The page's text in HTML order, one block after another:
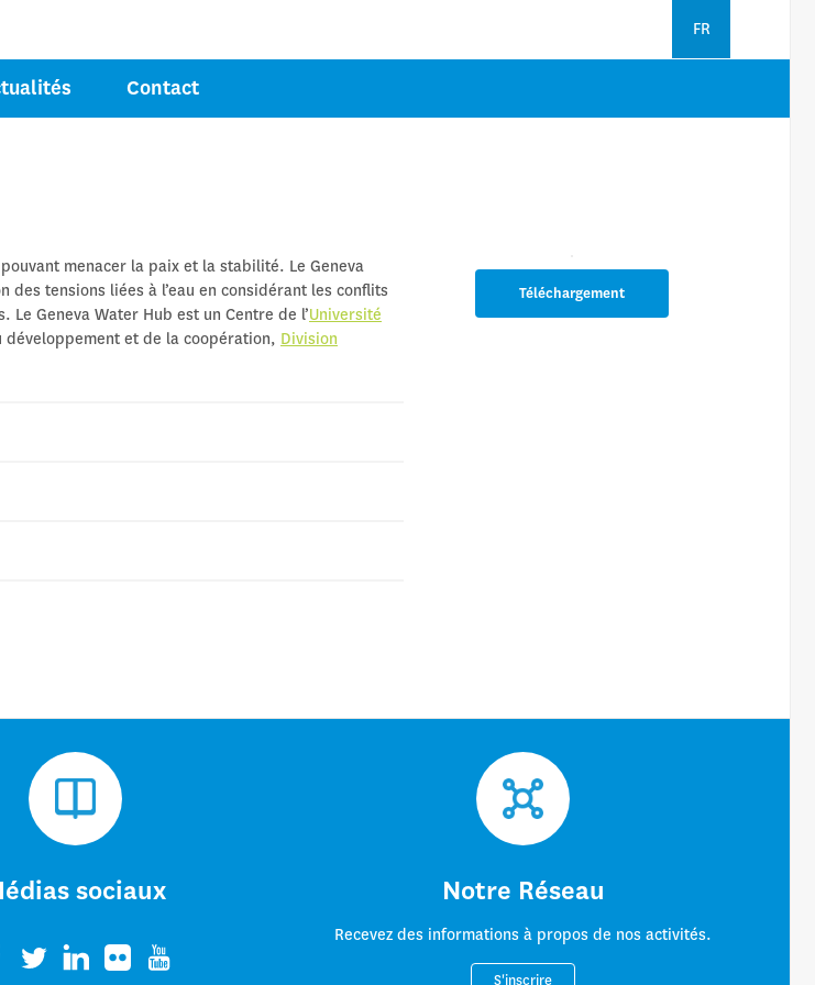
FR
Contact
menacer la paix et la stabilité. Le Geneva
tensions liées à l’eau en considérant les conflits
Geneva Water Hub est un Centre de l’Université
développement et de la coopération, Division
Téléchargement
sociaux Notre Réseau
Recevez des informations à propos de nos activités.
S'inscrire